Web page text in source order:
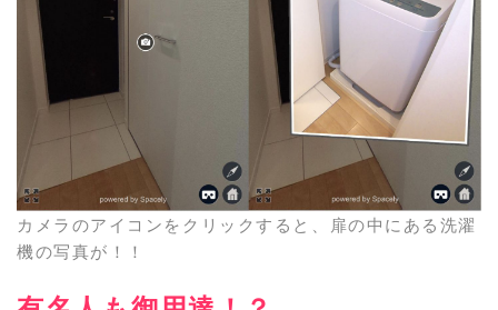
カメラのアイコンをクリックすると、扉の中にある洗濯
機の写真が！！